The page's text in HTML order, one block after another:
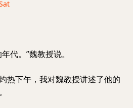
代。”魏教授说。
热下午，我对魏教授讲述了他的